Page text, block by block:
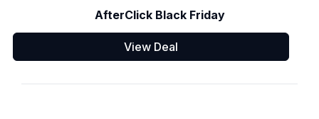
AfterClick Black Friday
View Deal